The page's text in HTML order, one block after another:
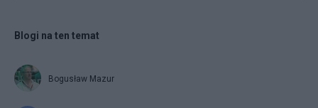
Blogi na ten temat
Bogusław Mazur